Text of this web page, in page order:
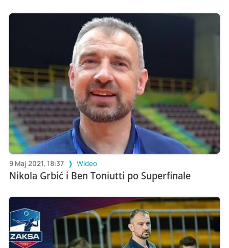
9 Maj 2021, 18:37 Wideo
Nikola Grbić i Ben Toniutti po Superfinale